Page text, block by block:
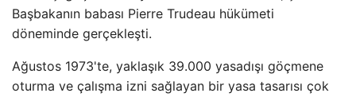
Başbakanın babası Pierre Trudeau hükümeti
döneminde gerçekleşti.
Ağustos 1973'te, yaklaşık 39.000 yasadışı göçmene
oturma ve çalışma izni sağlayan bir yasa tasarısı çok